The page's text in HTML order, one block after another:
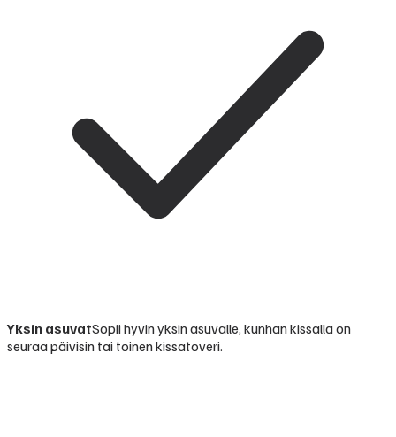
Yksin asuvatSopii hyvin yksin asuvalle, kunhan kissalla on
seuraa päivisin tai toinen kissatoveri.